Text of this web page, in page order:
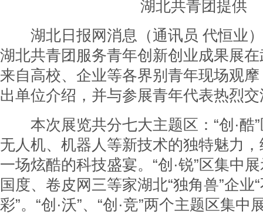
湖北共青团提供
湖北日报网消息（通讯员 代恒业）
湖北共青团服务青年创新创业成果展
来自高校、企业等各界别青年现场观
出单位介绍，并与参展青年代表热烈
本次展览共分七大主题区：“创·酷”
无人机、机器人等新技术的独特魅力
一场炫酷的科技盛宴。“创·锐”区集中
国度、卷皮网三等家湖北“独角兽”企业
彩”。“创·沃”、“创·竞”两个主题区集